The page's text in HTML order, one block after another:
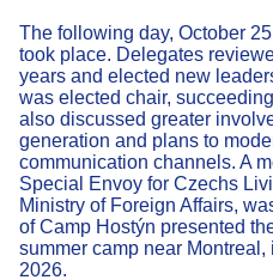
The following day, October
took place. Delegates
years and elected new
was elected chair,
also discussed greater
generation and plans to
communication channels. A
Special Envoy for Czechs
Ministry of Foreign Affairs,
of Camp Hostýn presented
summer camp near
2026.